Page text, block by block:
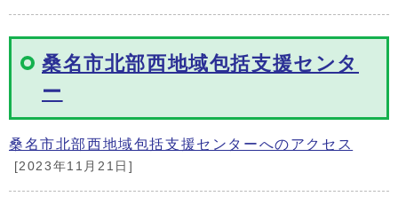
桑名市北部西地域包括支援センタ
ー
桑名市北部西地域包括支援センターへのアクセス
[2023年11月21日]